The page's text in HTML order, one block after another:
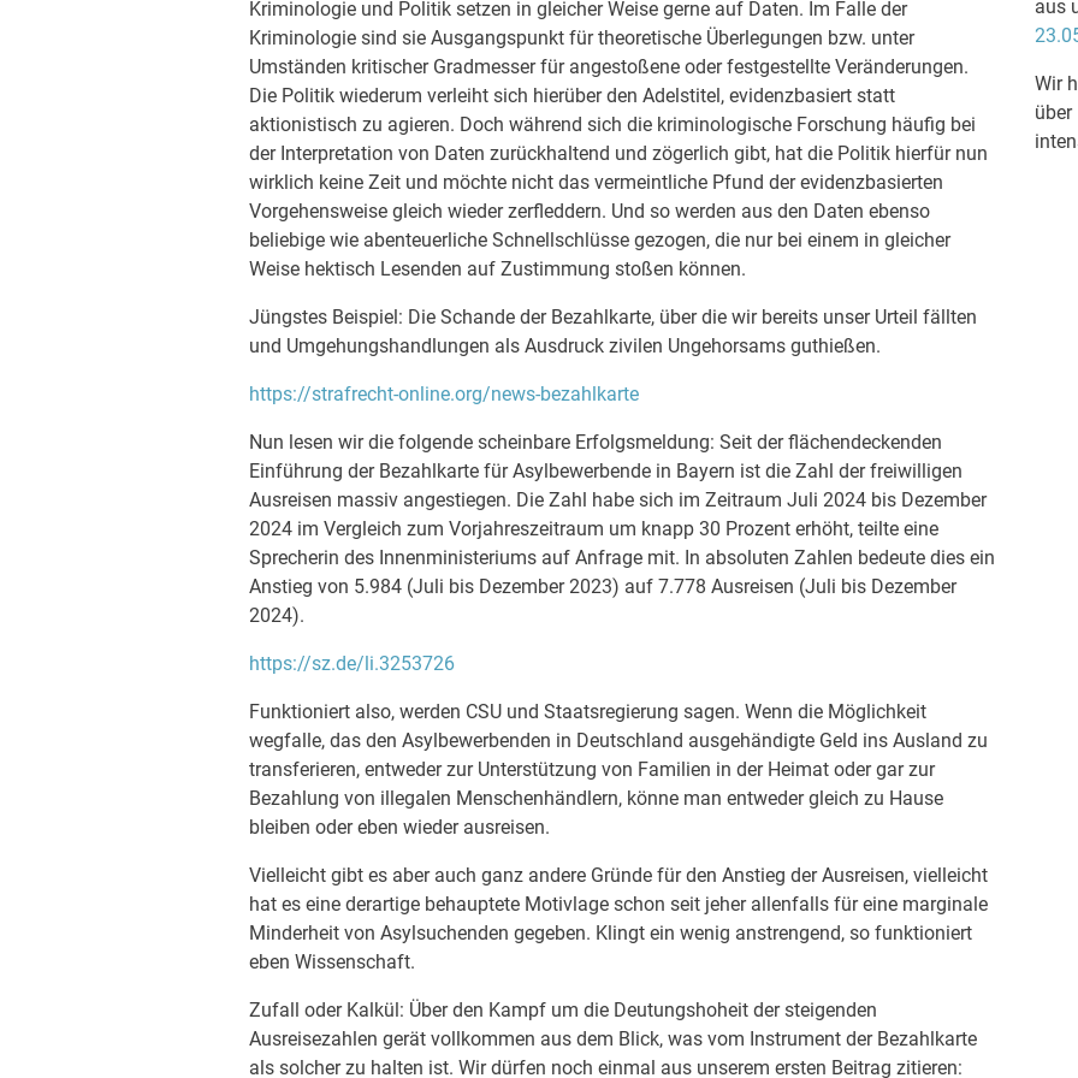
Kriminologie und Politik setzen in gleicher Weise gerne auf Daten. Im Falle der
Kriminologie sind sie Ausgangspunkt für theoretische Überlegungen bzw. unter
Umständen kritischer Gradmesser für angestoßene oder festgestellte Veränderungen.
Die Politik wiederum verleiht sich hierüber den Adelstitel, evidenzbasiert statt
aktionistisch zu agieren. Doch während sich die kriminologische Forschung häufig bei
der Interpretation von Daten zurückhaltend und zögerlich gibt, hat die Politik hierfür nun
wirklich keine Zeit und möchte nicht das vermeintliche Pfund der evidenzbasierten
Vorgehensweise gleich wieder zerfleddern. Und so werden aus den Daten ebenso
beliebige wie abenteuerliche Schnellschlüsse gezogen, die nur bei einem in gleicher
Weise hektisch Lesenden auf Zustimmung stoßen können.
Jüngstes Beispiel: Die Schande der Bezahlkarte, über die wir bereits unser Urteil fällten
und Umgehungshandlungen als Ausdruck zivilen Ungehorsams guthießen.
https://strafrecht-online.org/news-bezahlkarte
Nun lesen wir die folgende scheinbare Erfolgsmeldung: Seit der flächendeckenden
Einführung der Bezahlkarte für Asylbewerbende in Bayern ist die Zahl der freiwilligen
Ausreisen massiv angestiegen. Die Zahl habe sich im Zeitraum Juli 2024 bis Dezember
2024 im Vergleich zum Vorjahreszeitraum um knapp 30 Prozent erhöht, teilte eine
Sprecherin des Innenministeriums auf Anfrage mit. In absoluten Zahlen bedeute dies ein
Anstieg von 5.984 (Juli bis Dezember 2023) auf 7.778 Ausreisen (Juli bis Dezember
2024).
https://sz.de/li.3253726
Funktioniert also, werden CSU und Staatsregierung sagen. Wenn die Möglichkeit
wegfalle, das den Asylbewerbenden in Deutschland ausgehändigte Geld ins Ausland zu
transferieren, entweder zur Unterstützung von Familien in der Heimat oder gar zur
Bezahlung von illegalen Menschenhändlern, könne man entweder gleich zu Hause
bleiben oder eben wieder ausreisen.
Vielleicht gibt es aber auch ganz andere Gründe für den Anstieg der Ausreisen, vielleicht
hat es eine derartige behauptete Motivlage schon seit jeher allenfalls für eine marginale
Minderheit von Asylsuchenden gegeben. Klingt ein wenig anstrengend, so funktioniert
eben Wissenschaft.
Zufall oder Kalkül: Über den Kampf um die Deutungshoheit der steigenden
Ausreisezahlen gerät vollkommen aus dem Blick, was vom Instrument der Bezahlkarte
als solcher zu halten ist. Wir dürfen noch einmal aus unserem ersten Beitrag zitieren:
aus
Wir
über